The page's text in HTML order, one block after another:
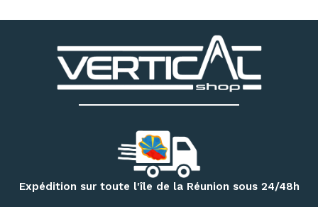
descendeurs, systèmes d’assurage, casques, sacs
techniques et accessoires . Notre magasin dispose
également d’un espace permettant d’essayer différents
Pour vos randonnées à Mafate, Cilaos, Salazie, au volcan ou
sur le GR R2, retrouvez une sélection de
vêtements techniques, bâtons de randonnée, accessoires
d’hydratation et produits de nutrition outdoor
Expédition sur toute l'île de la Réunion sous 24/48h